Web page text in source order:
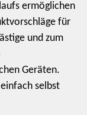
ermöglichen
für
und zum
Geräten.
selbst